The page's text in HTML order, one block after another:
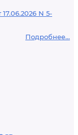
N 5-
Подробнее...